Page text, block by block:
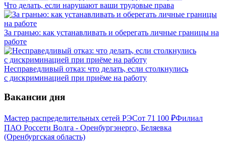
Что делать, если нарушают ваши трудовые права
За гранью: как устанавливать и оберегать личные границы на
работе
Несправедливый отказ: что делать, если столкнулись
с дискриминацией при приёме на работу
Вакансии дня
Мастер распределительных сетей РЭСот 71 100 ₽Филиал
ПАО Россети Волга - Оренбургэнерго, Беляевка
(Оренбургская область)